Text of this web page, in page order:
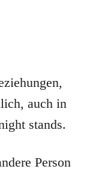
auch in
stands.
Person